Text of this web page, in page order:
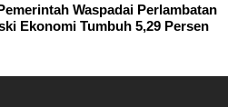
Waspadai Perlambatan
Ekonomi Tumbuh 5,29 Persen